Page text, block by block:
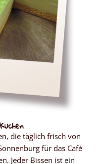
die täglich frisch von
für das Café
Jeder Bissen ist ein